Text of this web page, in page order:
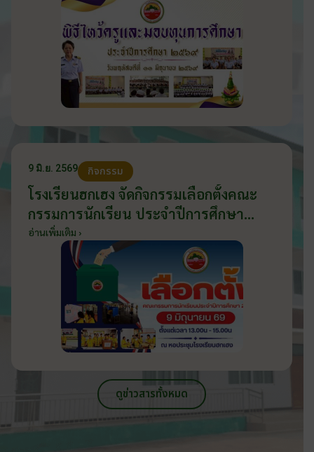
9 มิ.ย. 2569 กิจกรรม
โรงเรียนฮกเฮง จัดกิจกรรมเลือกตั้งคณะ
กรรมการนักเรียน ประจำปีการศึกษา
2569 ส่งเสริมประชาธิปไตยในโรงเรียน
วันที่ 9 มิถุนายน 2569
อ่านเพิ่มเติม ›
ดูข่าวสารทั้งหมด